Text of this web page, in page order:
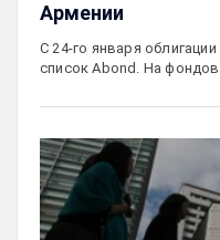
Армении
С 24-го января
список Abond. На